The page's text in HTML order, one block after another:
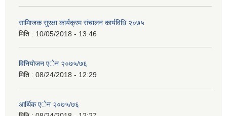
सामािजक सुरक्षा कार्यक्रम संचालन कार्यविधि २०७५
मिति : 10/05/2018 - 13:46
विनियोजन एेेन २०७५/७६
मिति : 08/24/2018 - 12:29
आर्थिक एेेन २०७५/७६